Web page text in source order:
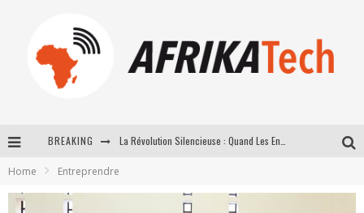
BREAKING
How Technology Has Changed Sports
Home Entreprendre